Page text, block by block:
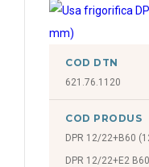
COD DTN
621.76.1120
COD PRODUS
DPR 12/22+B60
DPR 12/22+E2